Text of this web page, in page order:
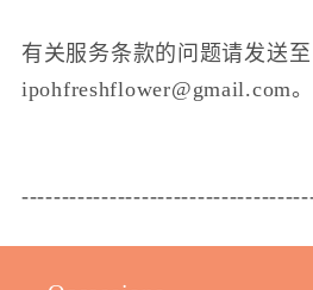
有关服务条款的问题请发送至
ipohfreshflower@gmail.com。